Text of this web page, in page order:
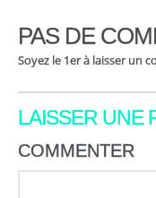
PAS DE
Soyez le 1er à laisser un
LAISSER UNE
COMMENTER